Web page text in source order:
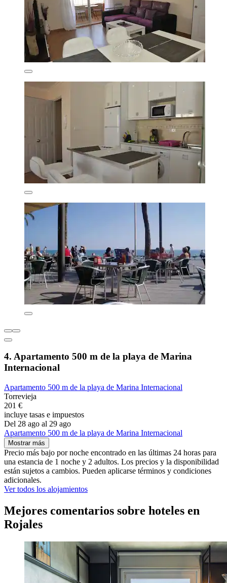
4. Apartamento 500 m de la playa de Marina
Internacional
Apartamento 500 m de la playa de Marina Internacional
Torrevieja
201 €
incluye tasas e impuestos
Del 28 ago al 29 ago
Apartamento 500 m de la playa de Marina Internacional
Mostrar más
Precio más bajo por noche encontrado en las últimas 24 horas para
una estancia de 1 noche y 2 adultos. Los precios y la disponibilidad
están sujetos a cambios. Pueden aplicarse términos y condiciones
adicionales.
Ver todos los alojamientos
Mejores comentarios sobre hoteles en
Rojales